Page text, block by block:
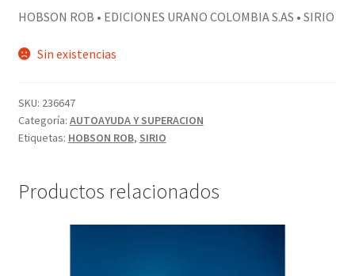
SERVICIO
QUIÉNES SOMOS
SHOP
Tienda
HOBSON ROB • EDICIONES URANO COLOMBIA S.AS • SIRIO
Sin existencias
SKU: 236647
Categoría: AUTOAYUDA Y SUPERACION
Etiquetas: HOBSON ROB, SIRIO
Productos relacionados